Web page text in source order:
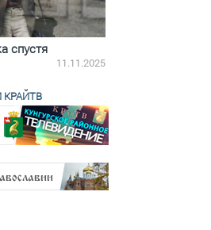
спустя
11.11.2025
КРАЙТВ